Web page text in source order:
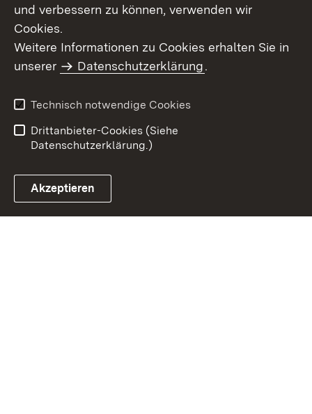
und verbessern zu können, verwenden wir
Cookies.
Weitere Informationen zu Cookies erhalten Sie in
unserer
Datenschutzerklärung.
Technisch notwendige Cookies
Drittanbieter-Cookies (Siehe
Datenschutzerklärung.)
Akzeptieren